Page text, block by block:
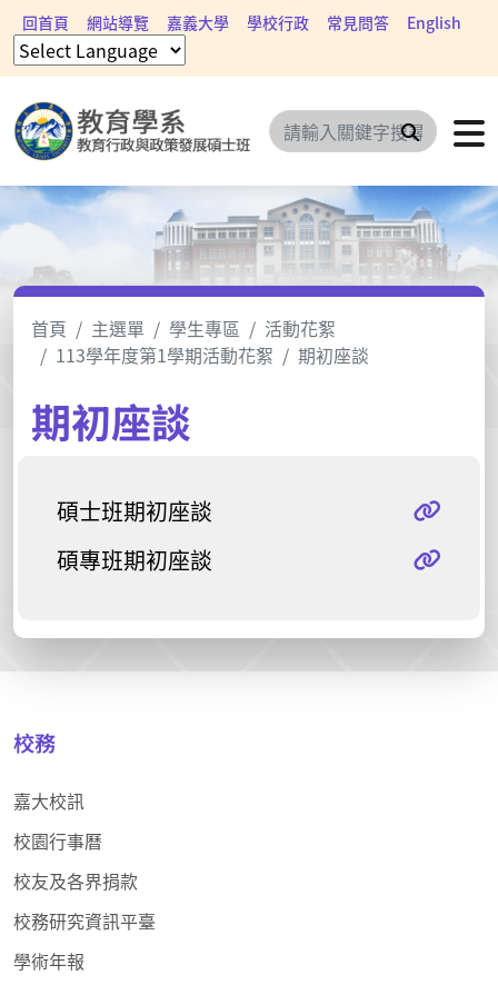
回首頁 網站導覽 嘉義大學 學校行政 常見問答 English
搜尋
首頁 主選單 學生專區
活動花絮
113學年度第1學期活動花絮
期初座談
期初座談
碩士班期初座談
碩專班期初座談
校務
嘉大校訊
校園行事曆
校友及各界捐款
校務研究資訊平臺
學術年報